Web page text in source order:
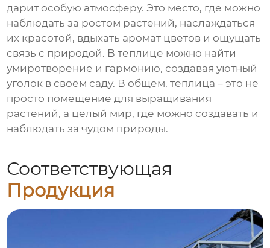
дарит особую атмосферу. Это место, где можно
наблюдать за ростом растений, наслаждаться
их красотой, вдыхать аромат цветов и ощущать
связь с природой. В теплице можно найти
умиротворение и гармонию, создавая уютный
уголок в своём саду. В общем, теплица – это не
просто помещение для выращивания
растений, а целый мир, где можно создавать и
наблюдать за чудом природы.
Соответствующая
Продукция